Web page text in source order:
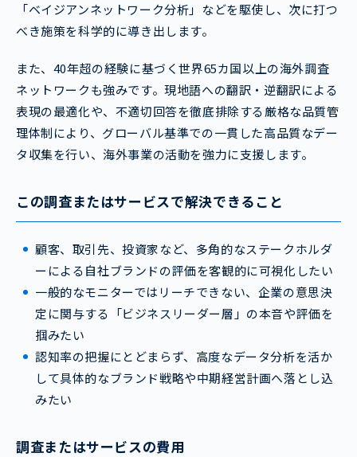
「ベイジアンネットワーク分析」などを駆使し、次に打つ
べき施策を科学的に導き出します。
また、40年超の経験に基づく世界65カ国以上の海外調査
ネットワークも強みです。現地語への翻訳・逆翻訳による
表現の最適化や、不適切回答を徹底排除する厳格な品質管
理体制により、グローバル基準での一貫した高品質なデー
タ収集を行い、海外事業の活動を強力に支援します。
この調査またはサービスで解決できること
顧客、取引先、投資家など、多角的なステークホルダ
ーによる自社ブランドの評価を客観的に可視化したい
一般的なモニターではリーチできない、企業の意思決
定に関与する「ビジネスリーダー層」の本音や評価を
掴みたい
認知率の把握にとどまらず、高度なデータ分析を活か
して具体的なブランド戦略や中期経営計画へ落とし込
みたい
調査またはサービスの費用